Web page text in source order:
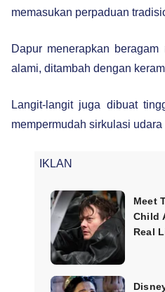
memasukan perpaduan
Dapur menerapkan
alami, ditambah dengan
Langit-langit juga dibuat
mempermudah sirkulasi udara
IKLAN